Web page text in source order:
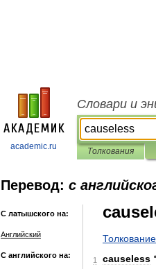
academic.ru
Словари и
Толкования
Перевод: с
С латышского на:
Английский
С английского на:
Толкование
1
causeless